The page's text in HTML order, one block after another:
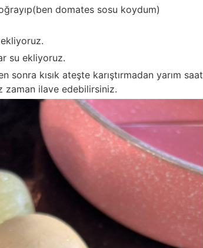
domates sosu koydum)
ekliyoruz.
su ekliyoruz.
sonra kısık ateşte karıştırmadan yarım saat
zaman ilave edebilirsiniz.